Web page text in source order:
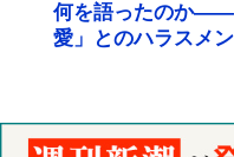
何を語ったのか――
愛」とのハラスメ